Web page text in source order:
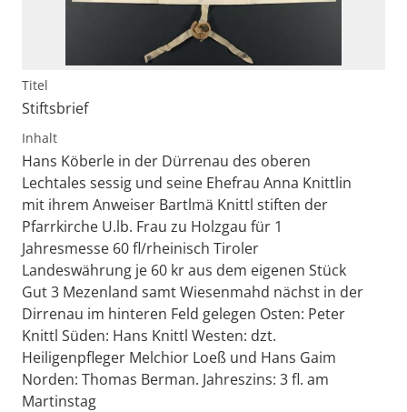
Titel
Stiftsbrief
Inhalt
Hans Köberle in der Dürrenau des oberen
Lechtales sessig und seine Ehefrau Anna Knittlin
mit ihrem Anweiser Bartlmä Knittl stiften der
Pfarrkirche U.lb. Frau zu Holzgau für 1
Jahresmesse 60 fl/rheinisch Tiroler
Landeswährung je 60 kr aus dem eigenen Stück
Gut 3 Mezenland samt Wiesenmahd nächst in der
Dirrenau im hinteren Feld gelegen Osten: Peter
Knittl Süden: Hans Knittl Westen: dzt.
Heiligenpfleger Melchior Loeß und Hans Gaim
Norden: Thomas Berman. Jahreszins: 3 fl. am
Martinstag